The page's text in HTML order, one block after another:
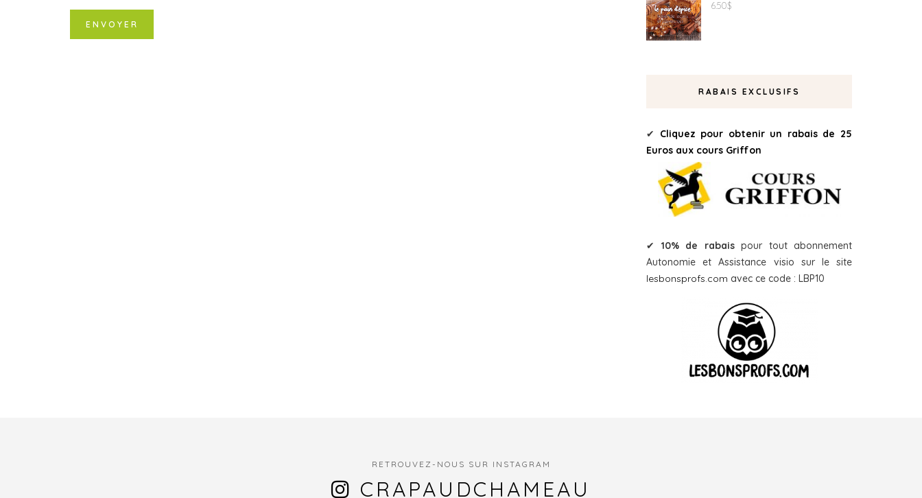
6.50$
RABAIS EXCLUSIFS
✔ Cliquez pour obtenir un rabais de 25
Euros aux cours Griffon
✔ 10% de rabaispour tout abonnement
Autonomie et Assistance visio sur le site
lesbonsprofs.com avec ce code : LBP10
RETROUVEZ-NOUS SUR INSTAGRAM
CRAPAUDCHAMEAU